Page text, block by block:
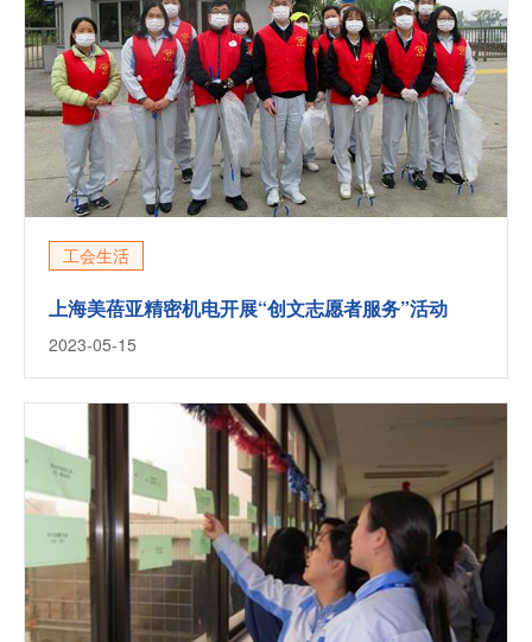
工会生活
上海美蓓亚精密机电开展“创文志愿者服务”活动
2023-05-15